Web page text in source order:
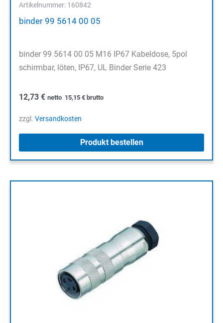
Artikelnummer: 160842
binder 99 5614 00 05
binder 99 5614 00 05 M16 IP67 Kabeldose, 5pol
schirmbar, löten, IP67, UL Binder Serie 423
12,73 € netto 15,15 € brutto
zzgl. Versandkosten
Produkt bestellen